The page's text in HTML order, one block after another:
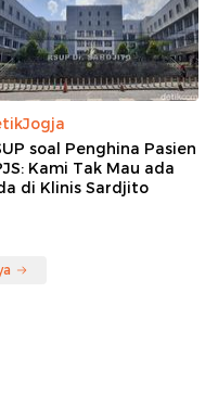
soal Penghina Pasien
Kami Tak Mau ada
di Klinis Sardjito